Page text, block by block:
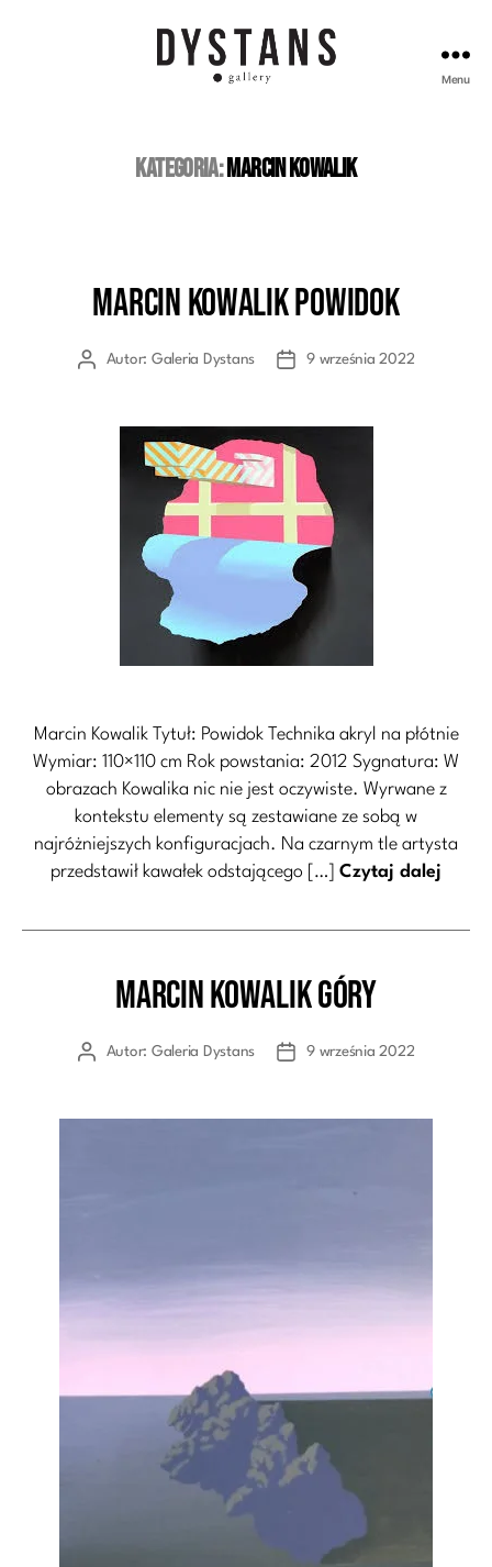
Menu
Kategoria:Marcin Kowalik
Kategorie
Marcin Kowalik Powidok
AutorAutor: Galeria Dystans
Data9 września 2022
Marcin Kowalik Tytuł: Powidok Technika akryl na płótnie
Wymiar: 110×110 cm Rok powstania: 2012 Sygnatura: W
obrazach Kowalika nic nie jest oczywiste. Wyrwane z
kontekstu elementy są zestawiane ze sobą w
najróżniejszych konfiguracjach. Na czarnym tle artysta
przedstawił kawałek odstającego […] Czytaj dalej
Kategorie
Marcin Kowalik Góry
AutorAutor: Galeria Dystans
Data9 września 2022